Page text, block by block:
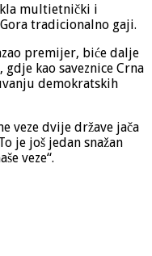
multietnički i
tradicionalno gaji.
premijer, biće dalje
kao saveznice Crna
demokratskih
veze dvije države jača
je još jedan snažan
veze“.